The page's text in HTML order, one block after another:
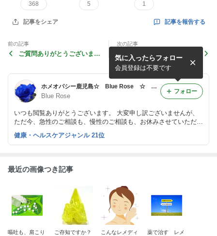
368 5 1
記事をシェア 記事を報告する
前の記事
ご質問ありがとうございま
イオニア
次の記事
指定難病 潰瘍性大腸炎とホ
メオパシー
ホメオパシー鹿児島☆ Blue Rose ☆ Homeopathy in Kagoshima ☆
Blue Rose
いつも閲覧ありがとうございます。 大変申し訳ございませんが、
ただ今、急性のご相談も、慢性のご相談も、お休みさせていただい
ております。 ご相談をご希望の方は、お休みに伴うお知らせ の
記事をご覧ください。
気に入ったらフォロー
会員登録は不要です
フォロー
健康・ヘルスケアジャンル 21位
最近の画像つき記事
嘔吐も、肩こり
ご存知ですか？
こんなレメディ
薬で治す レメ